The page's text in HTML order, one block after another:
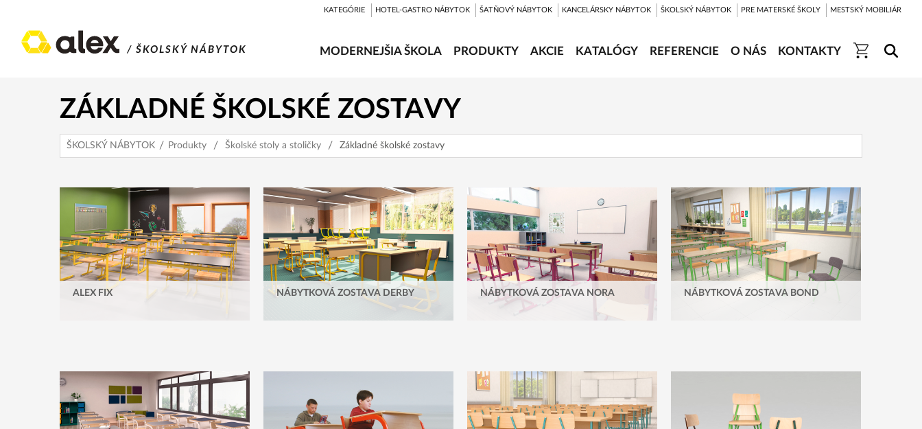
KATEGÓRIE HOTEL-GASTRO NÁBYTOK ŠATŇOVÝ NÁBYTOK KANCELÁRSKY NÁBYTOK ŠKOLSKÝ NÁBYTOK PRE MATERSKÉ ŠKOLY MESTSKÝ MOBILIÁR
/ ŠKOLSKÝ NÁBYTOK MODERNEJŠIA ŠKOLA PRODUKTY AKCIE KATALÓGY REFERENCIE O NÁS KONTAKTY
ZÁKLADNÉ ŠKOLSKÉ ZOSTAVY
ŠKOLSKÝ NÁBYTOK Produkty Školské stoly a stoličky Základné školské zostavy
ALEX FIX NÁBYTKOVÁ ZOSTAVA DERBY NÁBYTKOVÁ ZOSTAVA NORA NÁBYTKOVÁ ZOSTAVA BOND